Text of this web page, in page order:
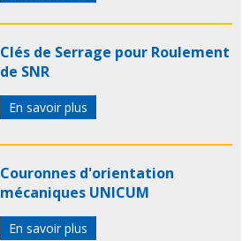
Clés de Serrage pour Roulement
de SNR
En savoir plus
Couronnes d'orientation
mécaniques UNICUM
En savoir plus